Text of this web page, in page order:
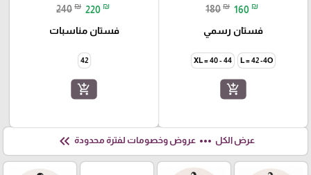
180 ₪ 160 ₪
فستان رسمي
L = 42 -4O
XL = 40 - 44
add_shopping_cart
240 ₪ 220 ₪
فستان مناسبات
42
add_shopping_cart
عرض الكل more_horiz عروض وخصومات لفترة محدودة keyboard_double_arrow_left